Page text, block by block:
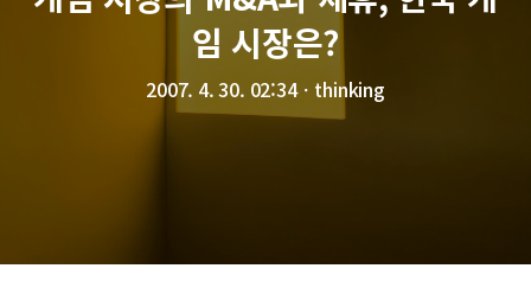
임 시장은?
2007. 4. 30. 02:34ㆍ thinking